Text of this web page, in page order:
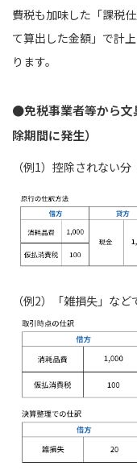
費税も加味した「課税
て算出した金額」で計
ります。
●免税事業者等から
除期間に発生）
（例1）控除されない
（例2）「雑損失」な